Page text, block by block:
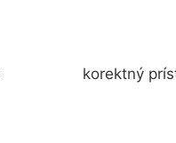
korektný